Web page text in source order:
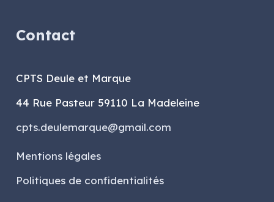
Contact
CPTS Deule et Marque
44 Rue Pasteur 59110 La Madeleine
cpts.deulemarque@gmail.com
Mentions légales
Politiques de confidentialités